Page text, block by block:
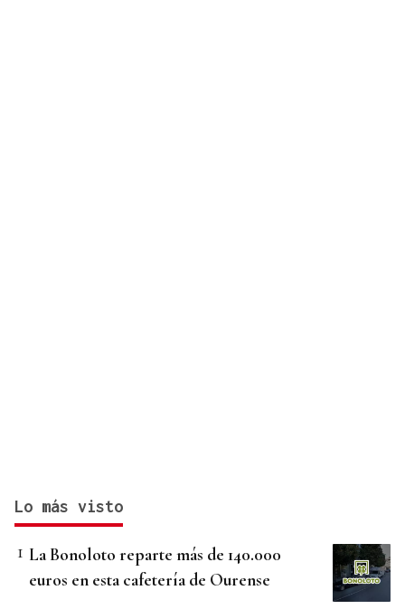
Lo más visto
La Bonoloto reparte más de 140.000
euros en esta cafetería de Ourense